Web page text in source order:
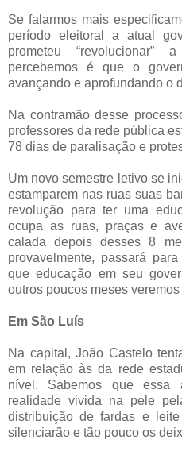
Se falarmos mais
período eleitoral a atual
prometeu
percebemos é que o
avançando e aprofundando o
Na contramão desse
professores da rede pública
78 dias de paralisação e
Um novo semestre letivo se
estamparem nas ruas suas
revolução para ter uma
ocupa as ruas, praças e
calada depois desses 8
provavelmente, passará
que educação em seu
outros poucos meses
Em São Luís
Na capital, João Castelo
em relação às da rede
nível. Sabemos que essa
realidade vivida na pele
distribuição de fardas e
silenciarão e tão pouco os